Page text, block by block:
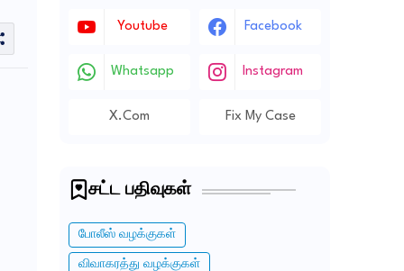
Youtube Facebook
Whatsapp Instagram
X.com Fix My Case
சட்ட பதிவுகள்
போலீஸ் வழக்குகள்
விவாகரத்து வழக்குகள்